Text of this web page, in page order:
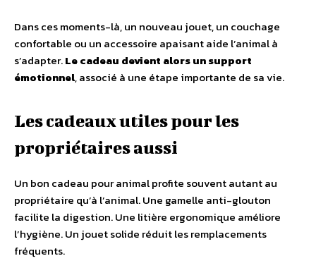
Dans ces moments-là, un nouveau jouet, un couchage
confortable ou un accessoire apaisant aide l’animal à
s’adapter.Le cadeau devient alors un support
émotionnel, associé à une étape importante de sa vie.
Les cadeaux utiles pour les
propriétaires aussi
Un bon cadeau pour animal profite souvent autant au
propriétaire qu’à l’animal. Une gamelle anti-glouton
facilite la digestion. Une litière ergonomique améliore
l’hygiène. Un jouet solide réduit les remplacements
fréquents.